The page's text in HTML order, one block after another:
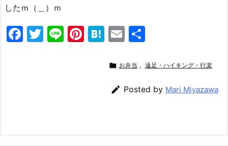
したｍ（＿）ｍ
F
o
T
Li Pi H
e
a
E
ai
l
 お弁当 , 遠足・ハイキング・行楽
 Posted by Mari Miyazawa